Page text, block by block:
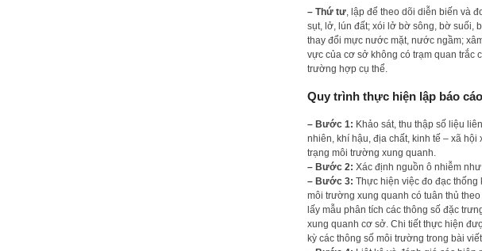
– Thứ tư, lập để theo dõi diễn biến và
sụt, lở, lún đất; xói lở bờ sông, bờ suối,
thay đổi mực nước mặt, nước ngầm;
vực của cơ sở không có trạm quan trắc
trường hợp cụ thể.
Quy trình thực hiện lập báo
– Bước 1: Khảo sát, thu thập số liệu
nhiên, khí hậu, địa chất, kinh tế – xã
trạng môi trường xung quanh.
– Bước 2: Xác định nguồn ô nhiễm
– Bước 3: Thực hiện việc đo đạc thống
môi trường xung quanh có tuân thủ
lấy mẫu phân tích các thông số đặc
xung quanh cơ sở. Chi tiết thực hiện
kỳ các thông số môi trường trong bài